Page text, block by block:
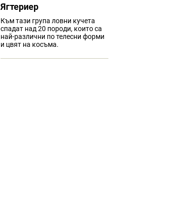
Ягтериер
Към тази група ловни кучета
спадат над 20 породи, които са
най-различни по телесни форми
и цвят на косъма.